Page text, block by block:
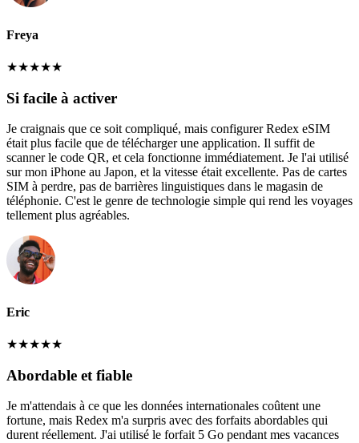
Freya
★★★★★
Si facile à activer
Je craignais que ce soit compliqué, mais configurer Redex eSIM
était plus facile que de télécharger une application. Il suffit de
scanner le code QR, et cela fonctionne immédiatement. Je l'ai utilisé
sur mon iPhone au Japon, et la vitesse était excellente. Pas de cartes
SIM à perdre, pas de barrières linguistiques dans le magasin de
téléphonie. C'est le genre de technologie simple qui rend les voyages
tellement plus agréables.
Eric
★★★★★
Abordable et fiable
Je m'attendais à ce que les données internationales coûtent une
fortune, mais Redex m'a surpris avec des forfaits abordables qui
durent réellement. J'ai utilisé le forfait 5 Go pendant mes vacances